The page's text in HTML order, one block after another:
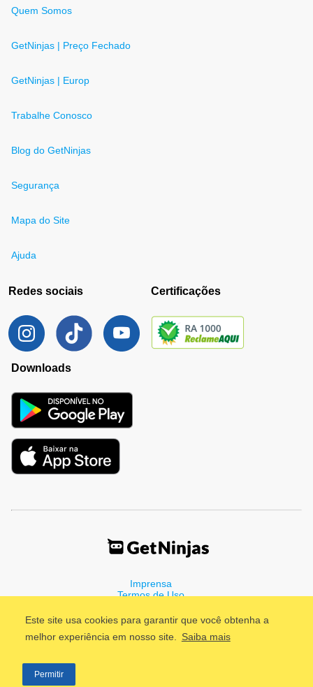
Este site usa cookies para garantir que você obtenha a
melhor experiência em nosso site. Saiba mais
Permitir
Quem Somos
GetNinjas | Preço Fechado
GetNinjas | Europ
Trabalhe Conosco
Blog do GetNinjas
Segurança
Mapa do Site
Ajuda
Redes sociais Certificações
Downloads
Imprensa
Termos de Uso
©2011 - 2026, GetNinjas LTDA. CNPJ 55.744.877/0001-89 - Rua
Dr. Fernandes Coelho, 85 - 3º andar - São Paulo/SP - Brasil